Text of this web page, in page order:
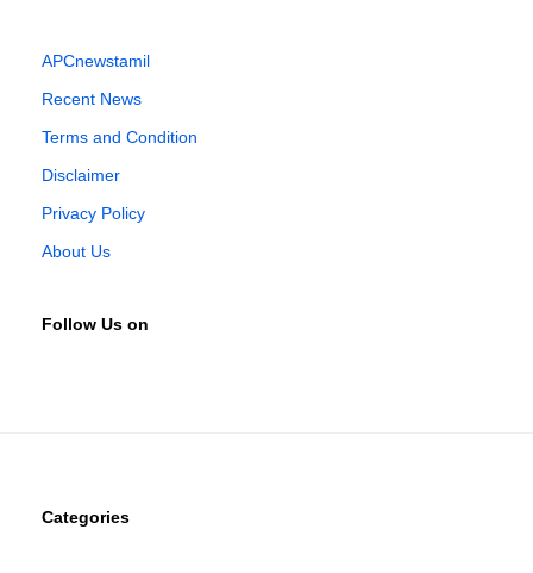
APCnewstamil
Recent News
Terms and Condition
Disclaimer
Privacy Policy
About Us
Follow Us on
Categories